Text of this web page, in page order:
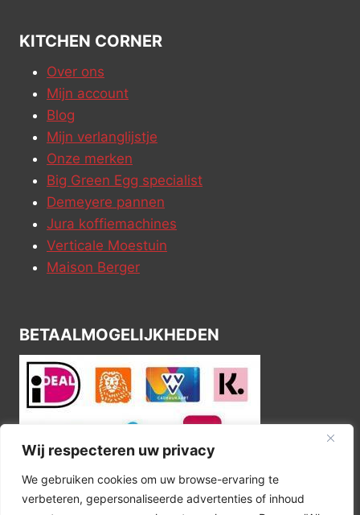
Wij respecteren uw privacy
We gebruiken cookies om uw browse-ervaring te
verbeteren, gepersonaliseerde advertenties of inhoud
KITCHEN CORNER
Over ons
Mijn account
Blog
Mijn verlanglijstje
Onze merken
Big Green Egg specialist
Demeyere pannen
Jura koffiemachines
Verticale Moestuin
Maison Berger
BETAALMOGELIJKHEDEN